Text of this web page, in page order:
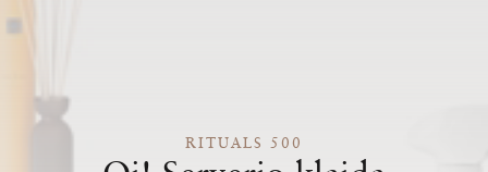
RITUALS 500